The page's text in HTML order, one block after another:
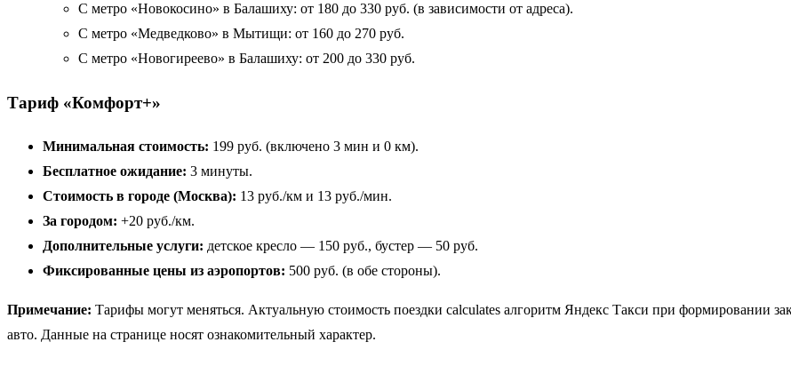
С метро «Новокосино» в Балашиху: от 180 до 330 руб. (в зависимости от адреса).
С метро «Медведково» в Мытищи: от 160 до 270 руб.
С метро «Новогиреево» в Балашиху: от 200 до 330 руб.
Тариф «Комфорт+»
Минимальная стоимость: 199 руб. (включено 3 мин и 0 км).
Бесплатное ожидание: 3 минуты.
Стоимость в городе (Москва): 13 руб./км и 13 руб./мин.
За городом: +20 руб./км.
Дополнительные услуги: детское кресло — 150 руб., бустер — 50 руб.
Фиксированные цены из аэропортов: 500 руб. (в обе стороны).
Примечание: Тарифы могут меняться. Актуальную стоимость поездки calculates алгоритм Яндекс Такси при формировании
авто. Данные на странице носят ознакомительный характер.